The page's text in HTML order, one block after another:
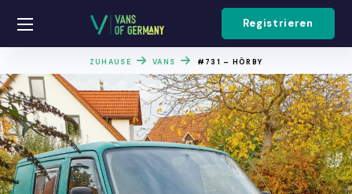
Registrieren
ZUHAUSE VANS #731 – HÖRBY